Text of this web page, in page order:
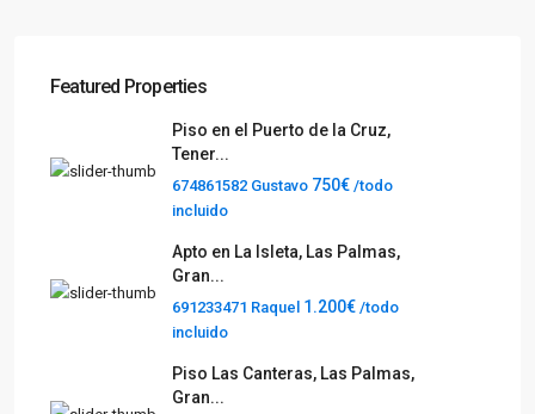
Featured Properties
Piso en el Puerto de la Cruz,
Tener...
674861582 Gustavo 750€ /todo
incluido
Apto en La Isleta, Las Palmas,
Gran...
691233471 Raquel 1.200€ /todo
incluido
Piso Las Canteras, Las Palmas,
Gran...